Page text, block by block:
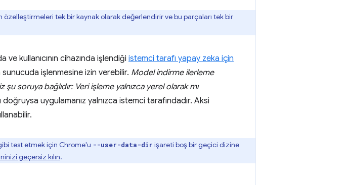
tek bir kaynak olarak değerlendirir ve bu parçaları tek bir
kullanıcının cihazında işlendiği istemci tarafı yapay zeka için
işlenmesine izin verebilir. Model indirme ilerleme
şu soruya bağlıdır: Veri işleme yalnızca yerel olarak mı
uygulamanız yalnızca istemci tarafındadır. Aksi
test etmek için Chrome'u --user-data-dir işareti boş bir geçici dizine
geçersiz kılın.